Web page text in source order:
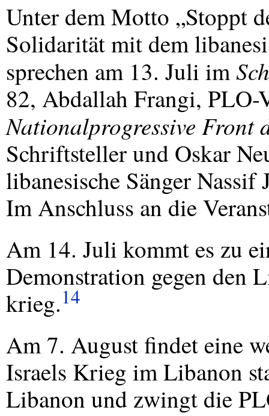
Unter dem Motto „Stoppt
Solidarität mit dem
sprechen am 13. Juli im
82, Abdallah Frangi, PLO-
Nationalprogressive Front
Schriftsteller und Oskar
libanesische Sänger Nassif
Im Anschluss an die
Am 14. Juli kommt es zu
Demonstration gegen den
krieg.14
Am 7. August findet eine
Israels Krieg im Libanon
Libanon und zwingt die